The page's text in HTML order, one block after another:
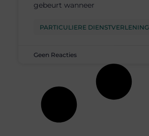
gebeurt wanneer
PARTICULIERE DIENSTVERLENING
Geen Reacties